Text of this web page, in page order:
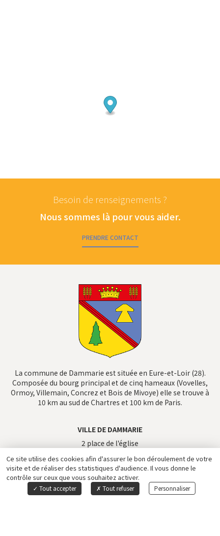
Besoin de renseignements ?
Nous sommes là pour vous aider.
PRENDRE CONTACT
La commune de Dammarie est située en Eure-et-Loir (28).
Composée du bourg principal et de cinq hameaux (Vovelles,
Ormoy, Villemain, Concrez et Bois de Mivoye) elle se trouve à
10 km au sud de Chartres et 100 km de Paris.
VILLE DE DAMMARIE
2 place de l'église
02 37 26 01 11
mairie[a]dammarie28.fr
Ce site utilise des cookies afin d'assurer le bon déroulement de votre
visite et de réaliser des statistiques d'audience. Il vous donne le
contrôle sur ceux que vous souhaitez activer.
Tout accepter Tout refuser Personnaliser